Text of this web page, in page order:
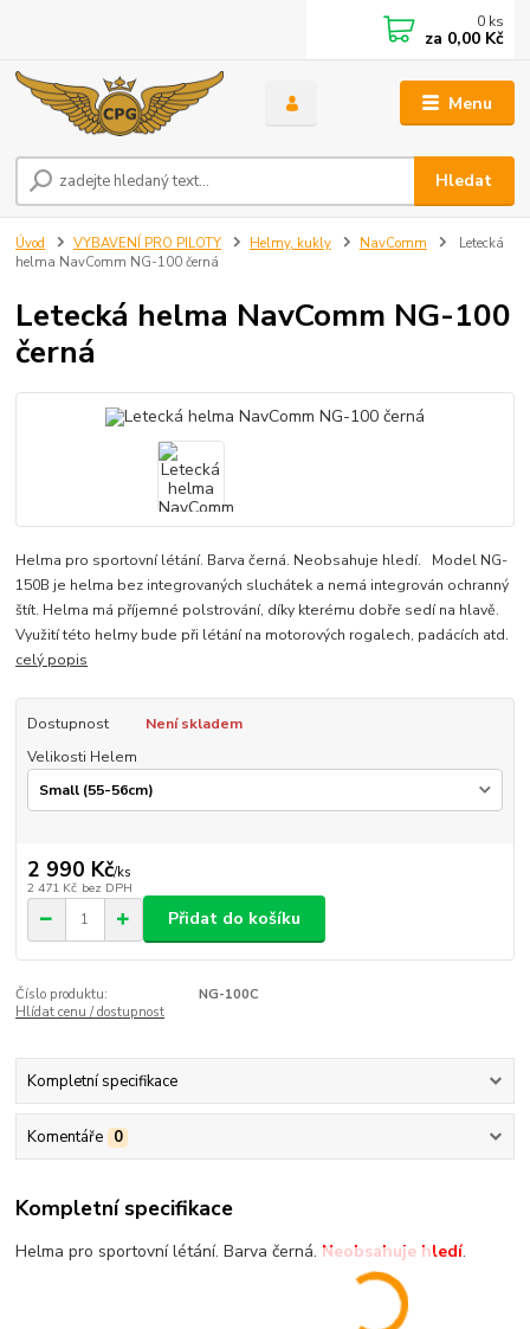
Menu
Hledat
0 ks
za 0,00 Kč
Úvod VYBAVENÍ PRO PILOTY Helmy, kukly NavComm
Letecká
helma NavComm NG-100 černá
Letecká helma NavComm NG-100
černá
Helma pro sportovní létání. Barva černá. Neobsahuje hledí. Model NG-
150B je helma bez integrovaných sluchátek a nemá integrován ochranný
štít. Helma má příjemné polstrování, díky kterému dobře sedí na hlavě.
Využití této helmy bude při létání na motorových rogalech, padácích atd.
celý popis
Dostupnost
Není skladem
Velikosti Helem
2 990 Kč/ks
2 471 Kč bez DPH
Přidat do košíku
Číslo produktu:
NG-100C
Hlídat cenu / dostupnost
Kompletní specifikace
Komentáře 0
Kompletní specifikace
Helma pro sportovní létání. Barva černá. Neobsahuje hledí.